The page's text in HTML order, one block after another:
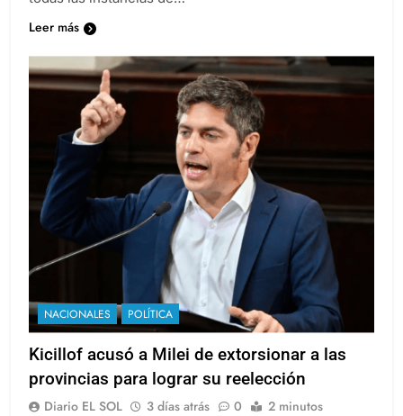
Leer más
NACIONALES POLÍTICA
Kicillof acusó a Milei de extorsionar a las
provincias para lograr su reelección
Diario EL SOL 3 días atrás 0 2 minutos